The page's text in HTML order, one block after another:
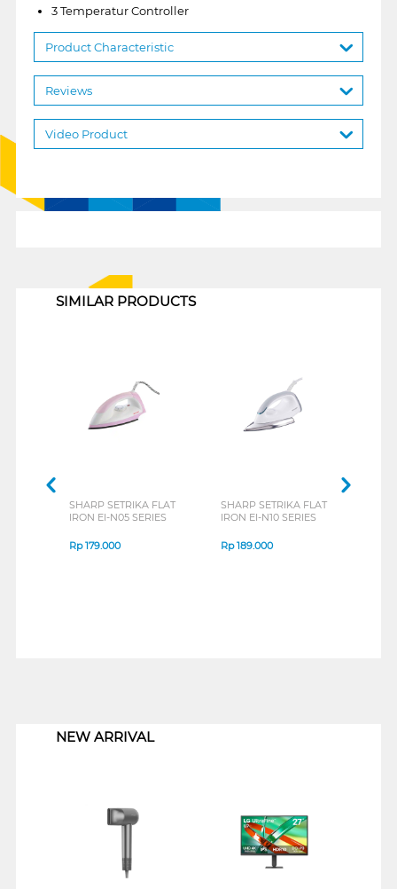
3 Temperatur Controller
Product Characteristic
Reviews
Video Product
SIMILAR PRODUCTS
SHARP SETRIKA FLAT
IRON EI-N05 SERIES
Rp179.000
SHARP SETRIKA FLAT
IRON EI-N10 SERIES
Rp189.000
NEW ARRIVAL